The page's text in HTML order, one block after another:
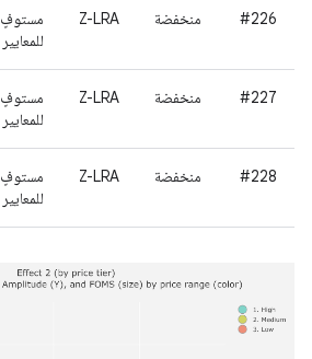
#226 منخفضة Z-LRA
مستوفٍ
للمعايير
#227 منخفضة Z-LRA
مستوفٍ
للمعايير
#228 منخفضة Z-LRA
مستوفٍ
للمعايير